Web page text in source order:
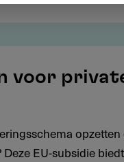
voor
EU-subsidie